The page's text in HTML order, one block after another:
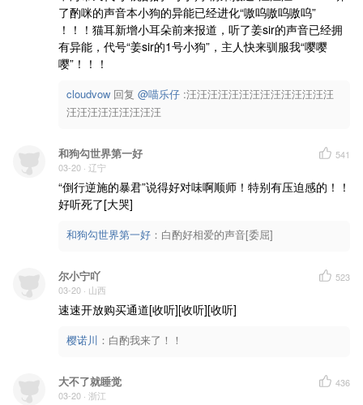
了酌咪的声音本小狗的异能已经进化“嗷呜嗷呜嗷呜”
！！！猫耳新增小耳朵前来报道，听了姜sir的声音已经拥
有异能，代号“姜sir的1号小狗”，主人快来驯服我“嘤嘤
嘤”！！！
cloudvow 回复 @喵乐仔 :汪汪汪汪汪汪汪汪汪汪汪汪汪汪
汪汪汪汪汪汪汪汪汪
和狗勾世界第一好
03-20 · 辽宁
541
“倒行逆施的暴君”说得好对味啊顺师！特别有压迫感的！！
好听死了[大哭]
和狗勾世界第一好 ： 白酌好相爱的声音[委屈]
尔小宁吖
03-20 · 山西
523
速速开放购买通道[收听][收听][收听]
樱诺川 ： 白酌我来了！！
大不了就睡觉
03-20 · 浙江
436